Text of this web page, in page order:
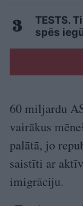
TESTS.
spēs
60 miljardu
vairākus
palātā, jo
saistīti ar
imigrāciju.